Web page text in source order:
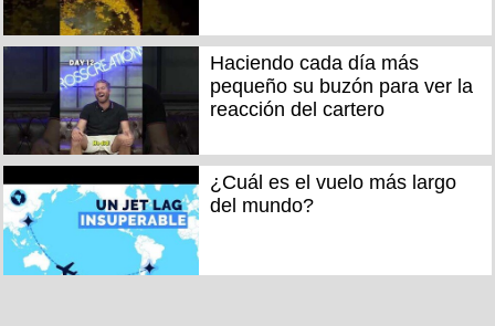
Haciendo cada día más
pequeño su buzón para ver la
reacción del cartero
¿Cuál es el vuelo más largo
del mundo?